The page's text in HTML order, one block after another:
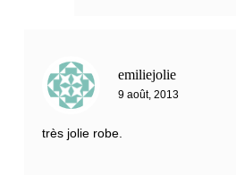
emiliejolie
9 août, 2013
très jolie robe.